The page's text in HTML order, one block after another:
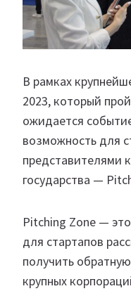
В рамках
2023, который
ожидается
возможность для
представителями
государства —
Pitching Zone —
для стартапов
получить
крупных